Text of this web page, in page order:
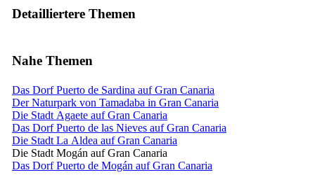
Detailliertere Themen
Nahe Themen
Das Dorf Puerto de Sardina auf Gran Canaria
Der Naturpark von Tamadaba in Gran Canaria
Die Stadt Agaete auf Gran Canaria
Das Dorf Puerto de las Nieves auf Gran Canaria
Die Stadt La Aldea auf Gran Canaria
Die Stadt Mogán auf Gran Canaria
Das Dorf Puerto de Mogán auf Gran Canaria